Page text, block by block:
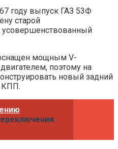
году выпуск ГАЗ 53Ф
старой
мощным V-
поэтому на
новый задний
КПП.